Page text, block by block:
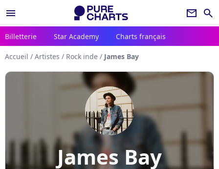
menu newsletter search
Billetterie Star Academy Charts français
Accueil / Artistes / Rock inde / James Bay
James Bay